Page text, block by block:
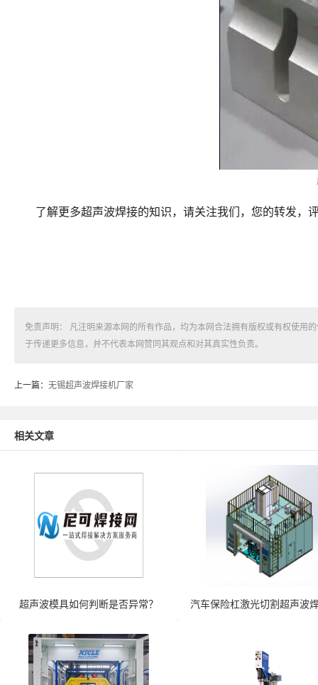
了解更多超声波焊接的知识，请关注我们，您的转发，
免责声明： 凡注明来源本网的所有作品，均为本网合法拥有版权或有权使用
于传递更多信息，并不代表本网赞同其观点和对其真实性负责。
上一篇： 无锡超声波焊接机厂家
相关文章
超声波模具如何判断是否异常？